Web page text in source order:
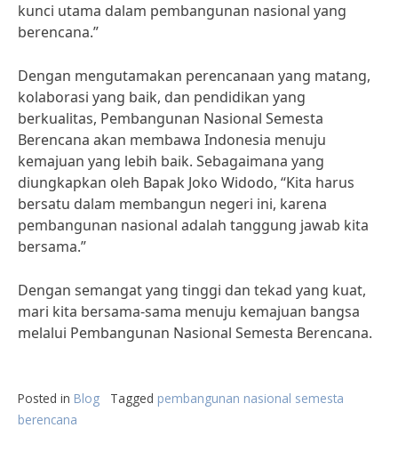
kunci utama dalam pembangunan nasional yang
berencana.”
Dengan mengutamakan perencanaan yang matang,
kolaborasi yang baik, dan pendidikan yang
berkualitas, Pembangunan Nasional Semesta
Berencana akan membawa Indonesia menuju
kemajuan yang lebih baik. Sebagaimana yang
diungkapkan oleh Bapak Joko Widodo, “Kita harus
bersatu dalam membangun negeri ini, karena
pembangunan nasional adalah tanggung jawab kita
bersama.”
Dengan semangat yang tinggi dan tekad yang kuat,
mari kita bersama-sama menuju kemajuan bangsa
melalui Pembangunan Nasional Semesta Berencana.
Posted in Blog Tagged pembangunan nasional semesta
berencana